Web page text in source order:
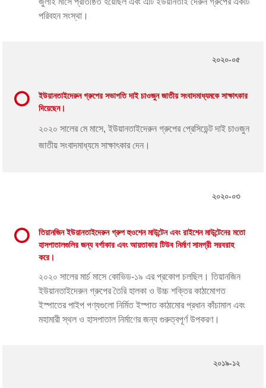
পরিবহন সংস্থা।
২০২০-০৫
ইউয়ানতাইদেরুন গ্রুপের সভাপতি দাই চাওজুন জাতীয় সংবাদমাধ্যমকে সাক্ষাৎকার
দিয়েছেন।
২০২০ সালের মে মাসে, ইউয়ানতাইদেরুন গ্রুপের প্রেসিডেন্ট দাই চাওজুন
জাতীয় সংবাদমাধ্যমে সাক্ষাৎকার দেন।
২০২০-০৩
তিয়ানজিন ইউয়ানতাইদেরুন গ্রুপ হুওশেন মাউন্টেন এবং রাইশেন মাউন্টেনের মতো
হাসপাতালগুলির জন্য বর্গাকার এবং আয়তাকার টিউব নির্মাণ সামগ্রী সরবরাহ
করে।
২০২০ সালের মার্চ মাসে কোভিড-১৯ এর প্রকোপ চলছিল। তিয়ানজিন
ইউয়ানতাইদেরুন গ্রুপের তৈরি হালকা ও উচ্চ শক্তির কাঠামোগত
ইস্পাতের পাইপ পণ্যগুলো নির্মিত ইস্পাত কাঠামোর প্রধান কাঁচামাল এবং
মহামারী স্থল ও হাসপাতাল নির্মাণের জন্য গুরুত্বপূর্ণ উপকরণ।
২০১৯-১২